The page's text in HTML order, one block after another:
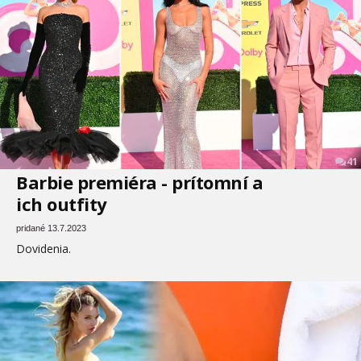
41
Barbie premiéra - prítomní a
ich outfity
pridané 13.7.2023
Dovidenia.